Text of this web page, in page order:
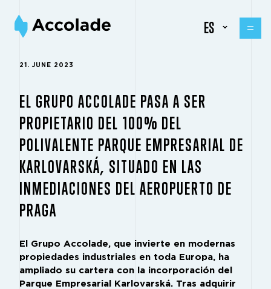
ES
21. JUNE 2023
EL GRUPO ACCOLADE PASA A SER
PROPIETARIO DEL 100% DEL
POLIVALENTE PARQUE EMPRESARIAL DE
KARLOVARSKÁ, SITUADO EN LAS
INMEDIACIONES DEL AEROPUERTO DE
PRAGA
El Grupo Accolade, que invierte en modernas
propiedades industriales en toda Europa, ha
ampliado su cartera con la incorporación del
Parque Empresarial Karlovarská. Tras adquirir